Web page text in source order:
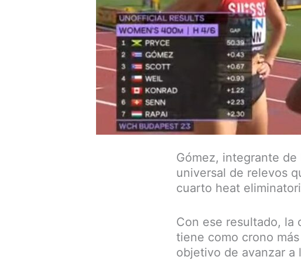
Gómez, integrante
universal de relevos
cuarto heat
Con ese resultado, la
tiene como crono
objetivo de avanzar a